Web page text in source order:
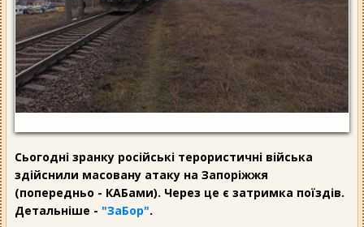
Сьогодні зранку російські терористичні війська
здійснили масовану атаку на Запоріжжя
(попередньо - КАБами). Через це є затримка поїздів.
Детальніше - "ЗаБор".